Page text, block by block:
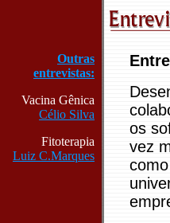
Outras
entrevistas:
Vacina Gênica
Célio Silva
Fitoterapia
Luiz C.Marques
os
vez